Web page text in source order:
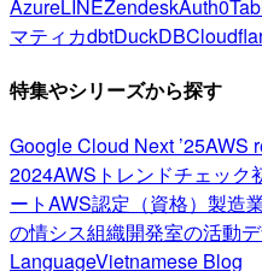
AzureLINEZendeskAuth0
マティカdbtDuckDB
特集やシリーズから探す
Google Cloud Next ’25AWS
2024AWSトレンドチェック
ートAWS認定（資格） 製造
の情シス組織開発室の活動
LanguageVietnamese Blog